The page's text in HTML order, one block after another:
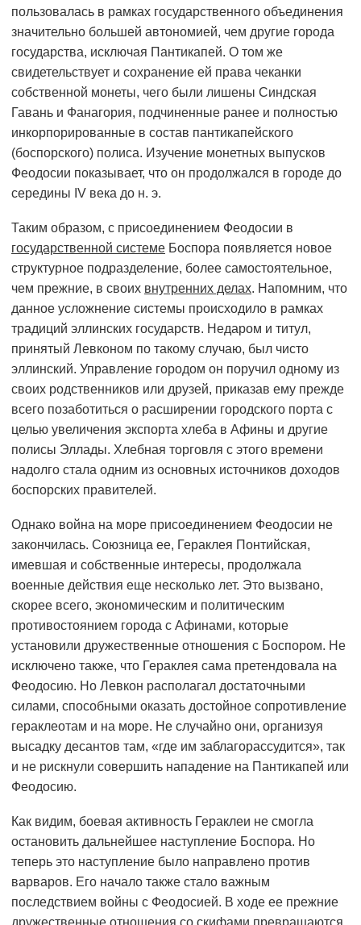
пользовалась в рамках государственного объединения
значительно большей автономией, чем другие города
государства, исключая Пантикапей. О том же
свидетельствует и сохранение ей права чеканки
собственной монеты, чего были лишены Синдская
Гавань и Фанагория, подчиненные ранее и полностью
инкорпорированные в состав пантикапейского
(боспорского) полиса. Изучение монетных выпусков
Феодосии показывает, что он продолжался в городе до
середины IV века до н. э.
Таким образом, с присоединением Феодосии в
государственной системе Боспора появляется новое
структурное подразделение, более самостоятельное,
чем прежние, в своих внутренних делах. Напомним, что
данное усложнение системы происходило в рамках
традиций эллинских государств. Недаром и титул,
принятый Левконом по такому случаю, был чисто
эллинский. Управление городом он поручил одному из
своих родственников или друзей, приказав ему прежде
всего позаботиться о расширении городского порта с
целью увеличения экспорта хлеба в Афины и другие
полисы Эллады. Хлебная торговля с этого времени
надолго стала одним из основных источников доходов
боспорских правителей.
Однако война на море присоединением Феодосии не
закончилась. Союзница ее, Гераклея Понтийская,
имевшая и собственные интересы, продолжала
военные действия еще несколько лет. Это вызвано,
скорее всего, экономическим и политическим
противостоянием города с Афинами, которые
установили дружественные отношения с Боспором. Не
исключено также, что Гераклея сама претендовала на
Феодосию. Но Левкон располагал достаточными
силами, способными оказать достойное сопротивление
гераклеотам и на море. Не случайно они, организуя
высадку десантов там, «где им заблагорассудится», так
и не рискнули совершить нападение на Пантикапей или
Феодосию.
Как видим, боевая активность Гераклеи не смогла
остановить дальнейшее наступление Боспора. Но
теперь это наступление было направлено против
варваров. Его начало также стало важным
последствием войны с Феодосией. В ходе ее прежние